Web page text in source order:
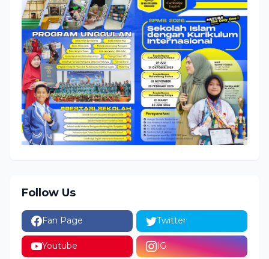
Follow Us
Fan Page Twitter
Youtube IG